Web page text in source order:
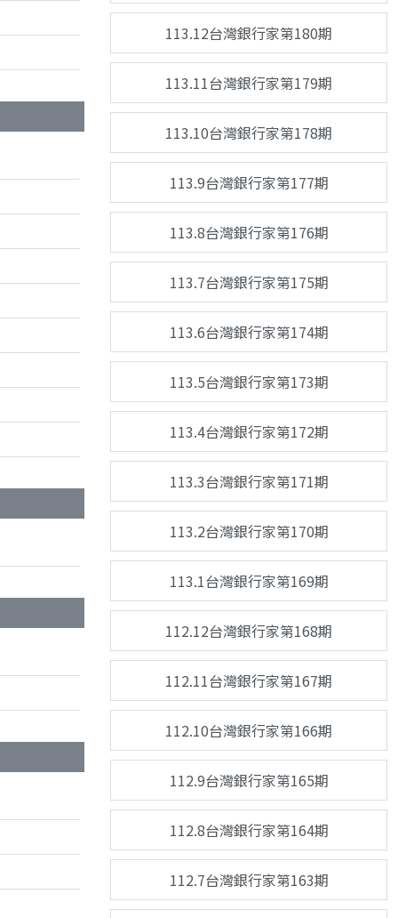
113.12台灣銀行家第180期
113.11台灣銀行家第179期
113.10台灣銀行家第178期
113.9台灣銀行家第177期
113.8台灣銀行家第176期
113.7台灣銀行家第175期
113.6台灣銀行家第174期
113.5台灣銀行家第173期
113.4台灣銀行家第172期
113.3台灣銀行家第171期
113.2台灣銀行家第170期
113.1台灣銀行家第169期
112.12台灣銀行家第168期
112.11台灣銀行家第167期
112.10台灣銀行家第166期
112.9台灣銀行家第165期
112.8台灣銀行家第164期
112.7台灣銀行家第163期